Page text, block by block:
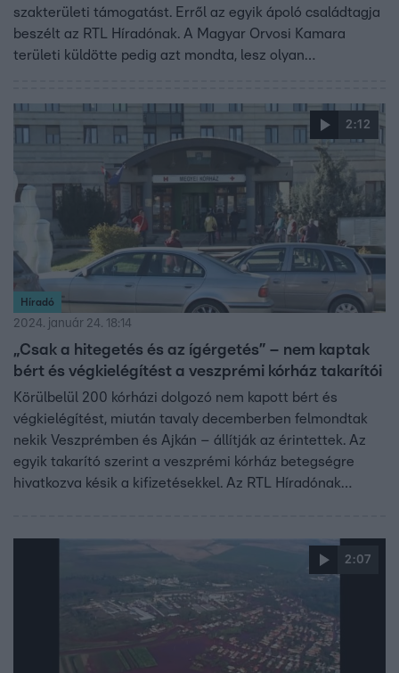
szakterületi támogatást. Erről az egyik ápoló családtagja
beszélt az RTL Híradónak. A Magyar Orvosi Kamara
területi küldötte pedig azt mondta, lesz olyan
szerint nem fordulhat elő. A kórház főigazgatója közben
lemondott, de döntését nem indokolta.
2:12
Híradó
2024. január 24. 18:14
„Csak a hitegetés és az ígérgetés” – nem kaptak
bért és végkielégítést a veszprémi kórház takarítói
Körülbelül 200 kórházi dolgozó nem kapott bért és
végkielégítést, miután tavaly decemberben felmondtak
nekik Veszprémben és Ajkán – állítják az érintettek. Az
egyik takarító szerint a veszprémi kórház betegségre
hivatkozva késik a kifizetésekkel. Az RTL Híradónak
dolgozóknak. A veszprémi kórház azt közölte, február 5-ig
2:07